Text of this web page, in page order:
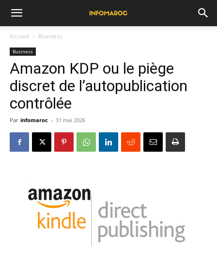
Accueil Business
Business
Amazon KDP ou le piège
discret de l’autopublication
contrôlée
Par infomaroc - 31 mai 2026